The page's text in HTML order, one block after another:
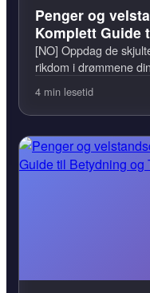
Penger og
Komplett Guide
[NO] Oppdag de
rikdom i drømmene
4 min lesetid